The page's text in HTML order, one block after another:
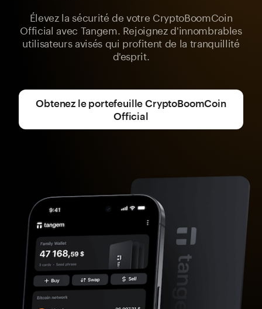
Élevez la sécurité de votre CryptoBoomCoin
Official avec Tangem. Rejoignez d'innombrables
utilisateurs avisés qui profitent de la tranquillité
d'esprit.
Obtenez le portefeuille CryptoBoomCoin
Official